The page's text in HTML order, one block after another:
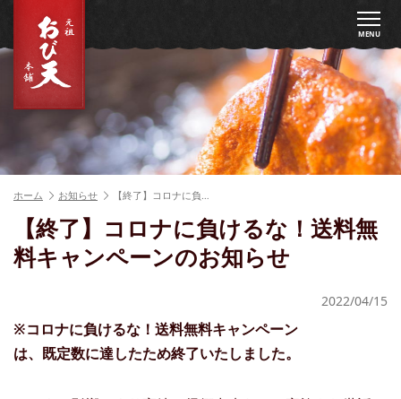
MENU
ホーム お知らせ 【終了】コロナに負…
【終了】コロナに負けるな！送料無
料キャンペーンのお知らせ
2022/04/15
※コロナに負けるな！送料無料キャンペーン
は、既定数に達したため終了いたしました。